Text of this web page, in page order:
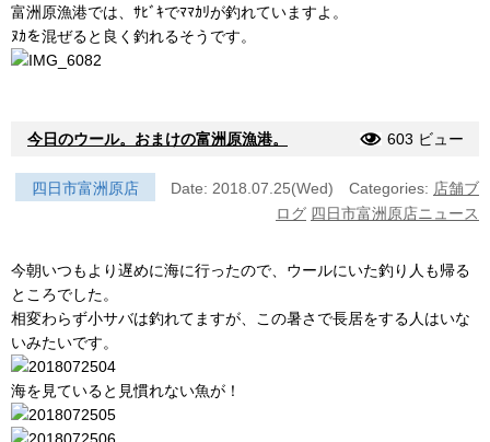
富洲原漁港では、ｻﾋﾞｷでﾏﾏｶﾘが釣れていますよ。
ﾇｶを混ぜると良く釣れるそうです。
今日のウール。おまけの富洲原漁港。 603 ビュー
四日市富洲原店 Date: 2018.07.25(Wed) Categories: 店舗ブ
ログ 四日市富洲原店ニュース
今朝いつもより遅めに海に行ったので、ウールにいた釣り人も帰る
ところでした。
相変わらず小サバは釣れてますが、この暑さで長居をする人はいな
いみたいです。
海を見ていると見慣れない魚が！